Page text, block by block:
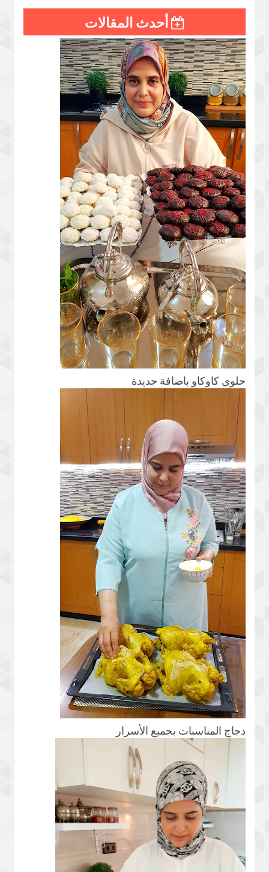
أحدث المقالات
حلوى كاوكاو باضافة جديدة
دجاج المناسبات بجميع الأسرار